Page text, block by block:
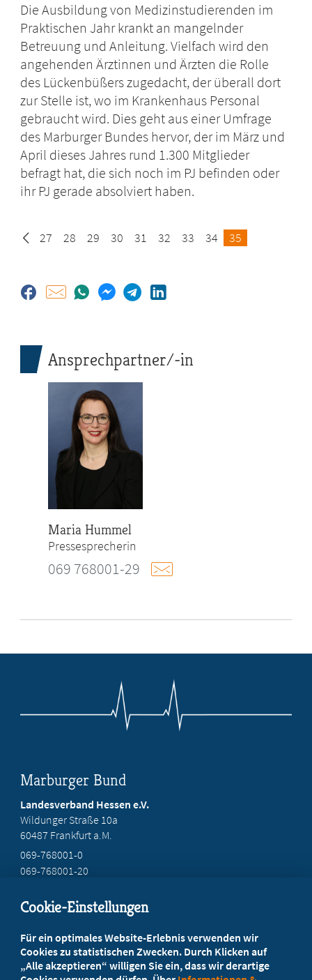
Die Ausbildung von Medizinstudierenden im
Praktischen Jahr krankt an mangelnder
Betreuung und Anleitung. Vielfach wird den
angehenden Ärztinnen und Ärzten die Rolle
des Lückenbüßers zugedacht, der überall dort
zur Stelle ist, wo im Krankenhaus Personal
gebraucht wird. Dies geht aus einer Umfrage
des Marburger Bundes hervor, der im März und
April dieses Jahres rund 1.300 Mitglieder
befragt hat, die sich noch im PJ befinden oder
ihr PJ gerade absolviert haben.
Seite
27 Seite
28 Seite
29 Seite
30 Seite
31 Seite
32 Seite
33 Seite
34 Seite
35
Ansprechpartner/-in
Maria Hummel
Pressesprecherin
069 768001-29
Marburger Bund
Landesverband Hessen e.V.
Wildunger Straße 10a
60487 Frankfurt a.M.
069-768001-0
069-768001-20
Ihr Landesverband berät Sie!
Cookie-Einstellungen
Für ein optimales Website-Erlebnis verwenden wir
Cookies zu statistischen Zwecken. Durch Klicken auf
„Alle akzeptieren“ willigen Sie ein, dass wir derartige